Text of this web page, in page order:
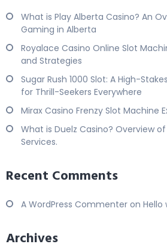
What is Play Alberta Casino? An
Gaming in Alberta
Royalace Casino Online Slot
and Strategies
Sugar Rush 1000 Slot: A High-
for Thrill-Seekers Everywhere
Mirax Casino Frenzy Slot Machine
What is Duelz Casino? Overview
Services.
Recent Comments
A WordPress Commenter on Hello
Archives